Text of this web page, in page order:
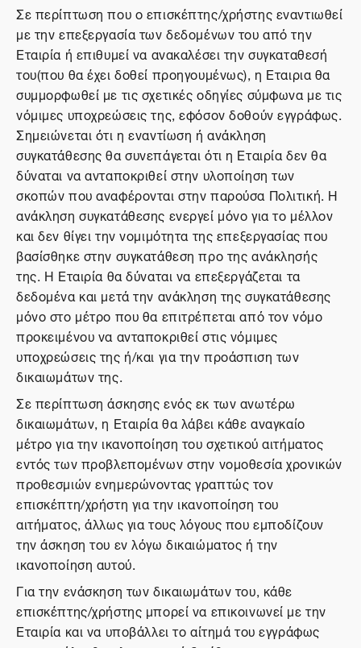
Σε περίπτωση που ο επισκέπτης/χρήστης εναντιωθεί
με την επεξεργασία των δεδομένων του από την
Εταιρία ή επιθυμεί να ανακαλέσει την συγκαταθεσή
του(που θα έχει δοθεί προηγουμένως), η Εταιρια θα
συμμορφωθεί με τις σχετικές οδηγίες σύμφωνα με τις
νόμιμες υποχρεώσεις της, εφόσον δοθούν εγγράφως.
Σημειώνεται ότι η εναντίωση ή ανάκληση
συγκατάθεσης θα συνεπάγεται ότι η Εταιρία δεν θα
δύναται να ανταποκριθεί στην υλοποίηση των
σκοπών που αναφέρονται στην παρούσα Πολιτική. Η
ανάκληση συγκατάθεσης ενεργεί μόνο για το μέλλον
και δεν θίγει την νομιμότητα της επεξεργασίας που
βασίσθηκε στην συγκατάθεση προ της ανάκλησής
της. Η Εταιρία θα δύναται να επεξεργάζεται τα
δεδομένα και μετά την ανάκληση της συγκατάθεσης
μόνο στο μέτρο που θα επιτρέπεται από τον νόμο
προκειμένου να ανταποκριθεί στις νόμιμες
υποχρεώσεις της ή/και για την προάσπιση των
δικαιωμάτων της.
Σε περίπτωση άσκησης ενός εκ των ανωτέρω
δικαιωμάτων, η Εταιρία θα λάβει κάθε αναγκαίο
μέτρο για την ικανοποίηση του σχετικού αιτήματος
εντός των προβλεπομένων στην νομοθεσία χρονικών
προθεσμιών ενημερώνοντας γραπτώς τον
επισκέπτη/χρήστη για την ικανοποίηση του
αιτήματος, άλλως για τους λόγους που εμποδίζουν
την άσκηση του εν λόγω δικαιώματος ή την
ικανοποίηση αυτού.
Για την ενάσκηση των δικαιωμάτων του, κάθε
επισκέπτης/χρήστης μπορεί να επικοινωνεί με την
Εταιρία και να υποβάλλει το αίτημά του εγγράφως